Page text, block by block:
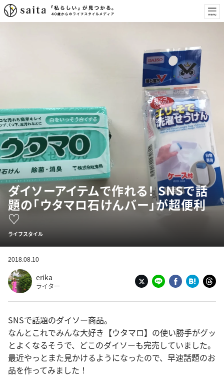
ダイソーアイテムで作れる！ SNSで話
題の「ウタマロ石けんバー」が超便利
♡
ライフスタイル
2018.08.10
erika
ライター
SNSで話題のダイソー商品。
なんとこれでみんな大好き【ウタマロ】の使い勝手がグッ
とよくなるそうで、どこのダイソーも完売していました。
最近やっとまた見かけるようになったので、早速話題のお
品を作ってみました！